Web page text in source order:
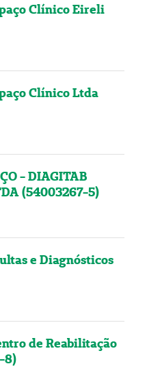
Clínico Eireli
Clínico Ltda
- DIAGITAB
(54003267-5)
e Diagnósticos
de Reabilitação
8)